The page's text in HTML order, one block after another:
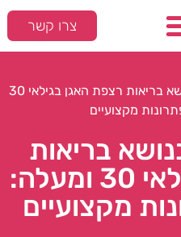
צרו קשר
חקר מקרים בנושא בריאות רצפת האגן בגילאי 30
מקצועיים
בריאות
רצפת האגן בגילאי 30 ומעלה:
מקצועיים